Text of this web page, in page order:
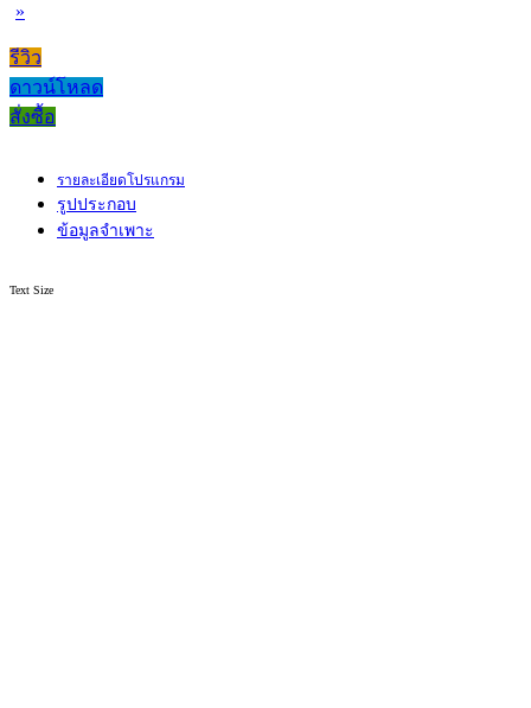
»
รีวิว
ดาวน์โหลด
สั่งซื้อ
รายละเอียดโปรแกรม
รูปประกอบ
ข้อมูลจำเพาะ
Text Size